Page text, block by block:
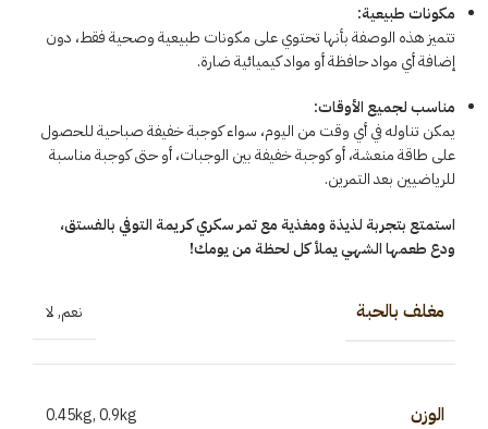
مكونات طبيعية:
تتميز هذه الوصفة بأنها تحتوي على مكونات طبيعية وصحية فقط، دون
إضافة أي مواد حافظة أو مواد كيميائية ضارة.
مناسب لجميع الأوقات:
يمكن تناوله في أي وقت من اليوم، سواء كوجبة خفيفة صباحية للحصول
على طاقة منعشة، أو كوجبة خفيفة بين الوجبات، أو حتى كوجبة مناسبة
للرياضيين بعد التمرين.
استمتع بتجربة لذيذة ومغذية مع تمر سكري كريمة التوفي بالفستق،
ودع طعمها الشهي يملأ كل لحظة من يومك!
مغلف بالحبة نعم, لا
الوزن 0.45kg,0.9kg